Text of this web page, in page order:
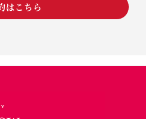
はこちら